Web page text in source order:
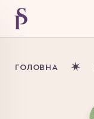
ГОЛОВНА